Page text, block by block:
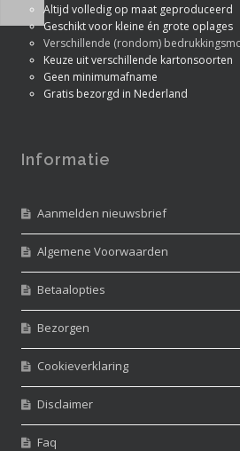
Altijd volledig op maat geproduceerd
Geschikt voor kleine én grote oplages
Verschillende (rondom)
Keuze uit verschillende kartonsoorten
Geen minimumafname
Gratis bezorgd in Nederland
Informatie
Aanmelden nieuwsbrief
Algemene Voorwaarden
Betaalopties
Bezorgen
Cookieverklaring
Disclaimer
Faq